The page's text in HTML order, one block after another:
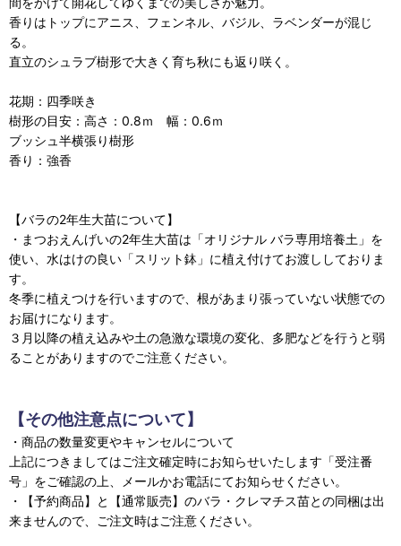
香りはトップにアニス、フェンネル、バジル、ラベンダーが混じ
る。
直立のシュラブ樹形で大きく育ち秋にも返り咲く。
花期：四季咲き
樹形の目安：高さ：0.8ｍ 幅：0.6ｍ
ブッシュ半横張り樹形
香り：強香
【バラの2年生大苗について】
・まつおえんげいの2年生大苗は「オリジナル バラ専用培養土」を
使い、水はけの良い「スリット鉢」に植え付けてお渡ししておりま
す。
冬季に植えつけを行いますので、根があまり張っていない状態での
お届けになります。
３月以降の植え込みや土の急激な環境の変化、多肥などを行うと弱
ることがありますのでご注意ください。
【その他注意点について】
・商品の数量変更やキャンセルについて
上記につきましてはご注文確定時にお知らせいたします「受注番
号」をご確認の上、メールかお電話にてお知らせください。
・【予約商品】と【通常販売】のバラ・クレマチス苗との同梱は出
来ませんので、ご注文時はご注意ください。